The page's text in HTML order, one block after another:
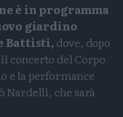
è in programma
giardino
Battisti, dove, dopo
concerto del Corpo
e la performance
Nardelli, che sarà